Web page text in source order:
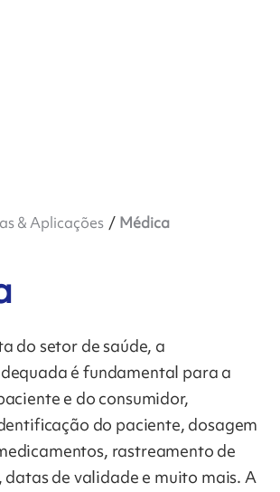
& Aplicações Médica
do setor de saúde, a
é fundamental para a
e do consumidor,
do paciente, dosagem
rastreamento de
de validade e muito mais. A